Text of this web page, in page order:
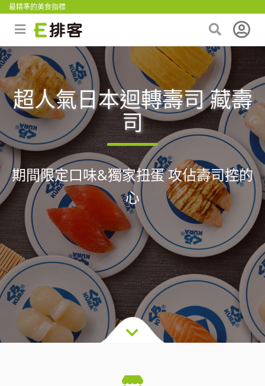
最精準的美食指標
超人氣日本迴轉壽司 藏壽
司
期間限定口味&獨家扭蛋 攻佔壽司控的
心